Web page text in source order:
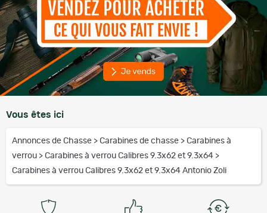
Vous êtes ici
Annonces de Chasse > Carabines de chasse > Carabines à
verrou > Carabines à verrou Calibres 9.3x62 et 9.3x64 >
Carabines à verrou Calibres 9.3x62 et 9.3x64 Antonio Zoli